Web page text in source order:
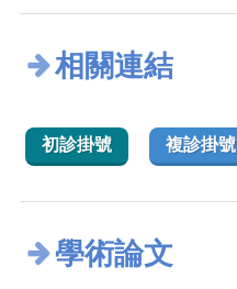
相關連結
初診掛號 複診掛號
學術論文